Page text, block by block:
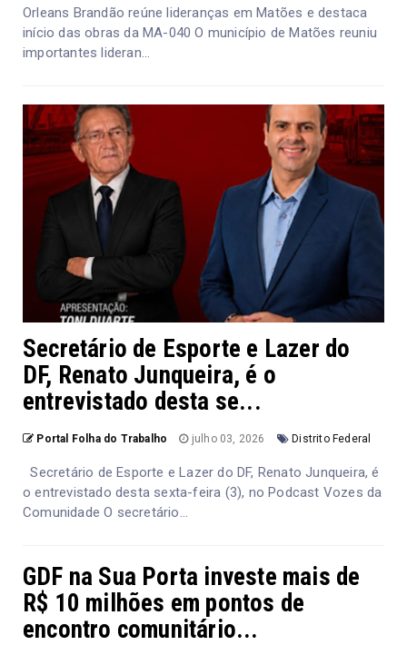
Orleans Brandão reúne lideranças em Matões e destaca
início das obras da MA-040 O município de Matões reuniu
importantes lideran...
Secretário de Esporte e Lazer do
DF, Renato Junqueira, é o
entrevistado desta se...
Portal Folha do Trabalho julho 03, 2026 Distrito Federal
Secretário de Esporte e Lazer do DF, Renato Junqueira, é
o entrevistado desta sexta-feira (3), no Podcast Vozes da
Comunidade O secretário...
GDF na Sua Porta investe mais de
R$ 10 milhões em pontos de
encontro comunitário...